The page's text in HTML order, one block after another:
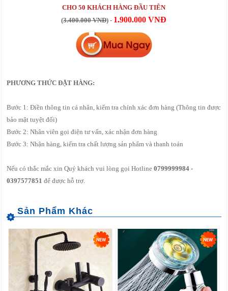
CHO 50 KHÁCH HÀNG ĐẦU TIÊN
(3.400.000 VNĐ) - 1.900.000 VNĐ
PHƯƠNG THỨC ĐẶT HÀNG:
Bước 1: Điền thông tin cá nhân, kiểm tra chính xác đơn hàng (Thông tin được
bảo mật tuyệt đối)
Bước 2: Nhân viên gọi điện tư vấn, xác nhận đơn hàng
Bước 3: Nhận hàng, kiểm tra chất lượng sản phẩm và thanh toán
Nếu có thắc mắc xin Quý khách vui lòng gọi Hotline0799999984 -
0397577851 để được hỗ trợ.